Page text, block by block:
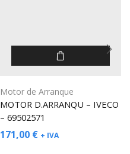
Motor de Arranque
MOTOR D.ARRANQU – IVECO
– 69502571
171,00 € + IVA